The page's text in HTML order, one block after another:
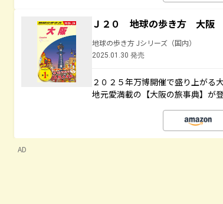
Ｊ２０ 地球の歩き方 大阪
地球の歩き方 Jシリーズ（国内）
2025.01.30 発売
２０２５年万博開催で盛り上がる
地元愛満載の【大阪の旅事典】が
AD